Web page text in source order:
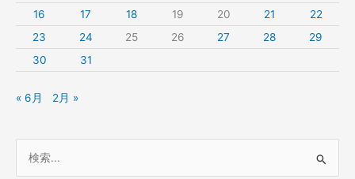
す。
16
17 18 19 20 21
22
23
24 25 26 27 28
29
30
31
« 6月 2月 »